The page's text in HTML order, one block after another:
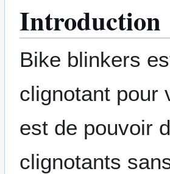
Introduction
Bike blinkers
clignotant pour
est de pouvoir
clignotants